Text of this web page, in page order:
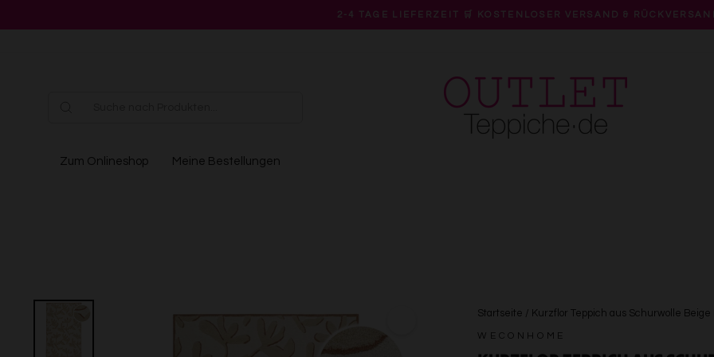
Pause
2-4 TAGE LIEFERZEIT 🛒 KOSTENLOSER VERSAND &
Zum Onlineshop Meine Bestellungen
Startseite / Kurzflor Teppich aus Schurwolle
WECONHOME